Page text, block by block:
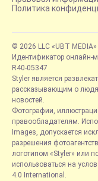
Политика
© 2026 LLC «UBT MEDIA»
Идентификатор онлайн-
R40-05347
Styler является
рассказывающим о
новостей.
Фотографии,
правообладателям.
Images, допускается
разрешения
логотипом «Styler» или
использоваться на
4.0 International.